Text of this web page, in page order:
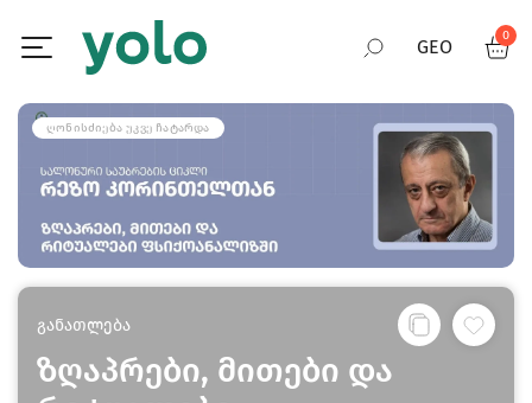
GEO
RUS
ENG
0
ᲦᲝᲜᲘᲡᲫᲘᲔᲑᲐ ᲣᲙᲕᲔ ᲩᲐᲢᲐᲠᲓᲐ
განათლება
ზღაპრები, მითები და